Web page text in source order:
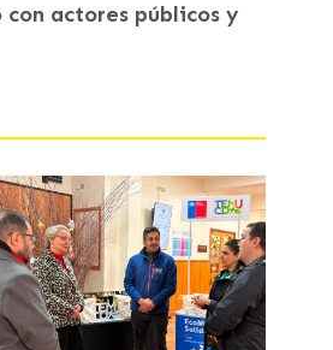
actores públicos y